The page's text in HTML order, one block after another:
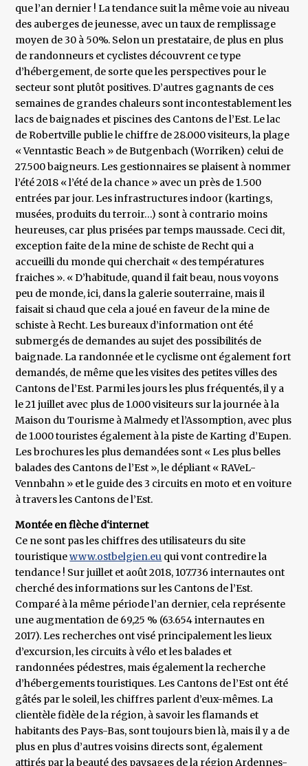
que l’an dernier ! La tendance suit la même voie au niveau
des auberges de jeunesse, avec un taux de remplissage
moyen de 30 à 50%. Selon un prestataire, de plus en plus
de randonneurs et cyclistes découvrent ce type
d’hébergement, de sorte que les perspectives pour le
secteur sont plutôt positives. D’autres gagnants de ces
semaines de grandes chaleurs sont incontestablement les
lacs de baignades et piscines des Cantons de l’Est. Le lac
de Robertville publie le chiffre de 28.000 visiteurs, la plage
« Venntastic Beach » de Butgenbach (Worriken) celui de
27.500 baigneurs. Les gestionnaires se plaisent à nommer
l’été 2018 « l’été de la chance » avec un près de 1.500
entrées par jour. Les infrastructures indoor (kartings,
musées, produits du terroir…) sont à contrario moins
heureuses, car plus prisées par temps maussade. Ceci dit,
exception faite de la mine de schiste de Recht qui a
accueilli du monde qui cherchait « des températures
fraiches ». « D’habitude, quand il fait beau, nous voyons
peu de monde, ici, dans la galerie souterraine, mais il
faisait si chaud que cela a joué en faveur de la mine de
schiste à Recht. Les bureaux d’information ont été
submergés de demandes au sujet des possibilités de
baignade. La randonnée et le cyclisme ont également fort
demandés, de même que les visites des petites villes des
Cantons de l’Est. Parmi les jours les plus fréquentés, il y a
le 21 juillet avec plus de 1.000 visiteurs sur la journée à la
Maison du Tourisme à Malmedy et l’Assomption, avec plus
de 1.000 touristes également à la piste de Karting d’Eupen.
Les brochures les plus demandées sont « Les plus belles
balades des Cantons de l’Est », le dépliant « RAVeL-
Vennbahn » et le guide des 3 circuits en moto et en voiture
à travers les Cantons de l’Est.
Montée en flèche d‘internet
Ce ne sont pas les chiffres des utilisateurs du site
touristiquewww.ostbelgien.eu qui vont contredire la
tendance ! Sur juillet et août 2018, 107.736 internautes ont
cherché des informations sur les Cantons de l’Est.
Comparé à la même période l’an dernier, cela représente
une augmentation de 69,25 % (63.654 internautes en
2017). Les recherches ont visé principalement les lieux
d’excursion, les circuits à vélo et les balades et
randonnées pédestres, mais également la recherche
d’hébergements touristiques. Les Cantons de l’Est ont été
gâtés par le soleil, les chiffres parlent d’eux-mêmes. La
clientèle fidèle de la région, à savoir les flamands et
habitants des Pays-Bas, sont toujours bien là, mais il y a de
plus en plus d’autres voisins directs sont, également
attirés par la beauté des paysages de la région Ardennes-